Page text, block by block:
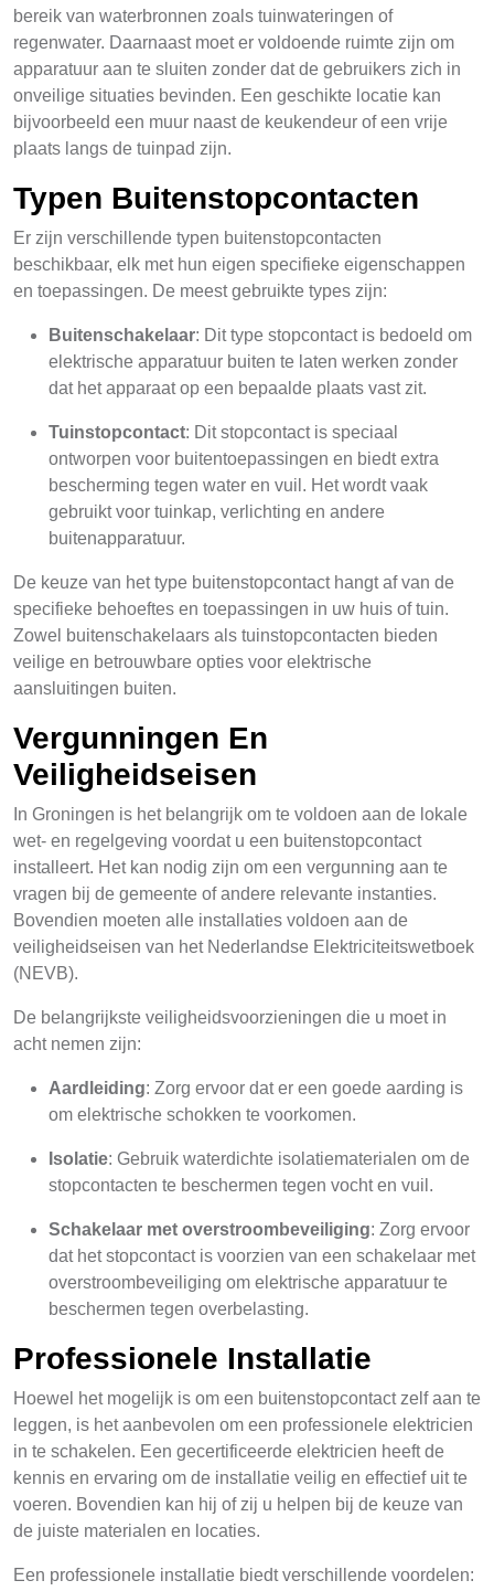
bereik van waterbronnen zoals tuinwateringen of
regenwater. Daarnaast moet er voldoende ruimte zijn om
apparatuur aan te sluiten zonder dat de gebruikers zich in
onveilige situaties bevinden. Een geschikte locatie kan
bijvoorbeeld een muur naast de keukendeur of een vrije
plaats langs de tuinpad zijn.
Typen Buitenstopcontacten
Er zijn verschillende typen buitenstopcontacten
beschikbaar, elk met hun eigen specifieke eigenschappen
en toepassingen. De meest gebruikte types zijn:
Buitenschakelaar: Dit type stopcontact is bedoeld om
elektrische apparatuur buiten te laten werken zonder
dat het apparaat op een bepaalde plaats vast zit.
Tuinstopcontact: Dit stopcontact is speciaal
ontworpen voor buitentoepassingen en biedt extra
bescherming tegen water en vuil. Het wordt vaak
gebruikt voor tuinkap, verlichting en andere
buitenapparatuur.
De keuze van het type buitenstopcontact hangt af van de
specifieke behoeftes en toepassingen in uw huis of tuin.
Zowel buitenschakelaars als tuinstopcontacten bieden
veilige en betrouwbare opties voor elektrische
aansluitingen buiten.
Vergunningen En
Veiligheidseisen
In Groningen is het belangrijk om te voldoen aan de lokale
wet- en regelgeving voordat u een buitenstopcontact
installeert. Het kan nodig zijn om een vergunning aan te
vragen bij de gemeente of andere relevante instanties.
Bovendien moeten alle installaties voldoen aan de
veiligheidseisen van het Nederlandse Elektriciteitswetboek
(NEVB).
De belangrijkste veiligheidsvoorzieningen die u moet in
acht nemen zijn:
Aardleiding: Zorg ervoor dat er een goede aarding is
om elektrische schokken te voorkomen.
Isolatie: Gebruik waterdichte isolatiematerialen om de
stopcontacten te beschermen tegen vocht en vuil.
Schakelaar met overstroombeveiliging: Zorg ervoor
dat het stopcontact is voorzien van een schakelaar met
overstroombeveiliging om elektrische apparatuur te
beschermen tegen overbelasting.
Professionele Installatie
Hoewel het mogelijk is om een buitenstopcontact zelf aan te
leggen, is het aanbevolen om een professionele elektricien
in te schakelen. Een gecertificeerde elektricien heeft de
kennis en ervaring om de installatie veilig en effectief uit te
voeren. Bovendien kan hij of zij u helpen bij de keuze van
de juiste materialen en locaties.
Een professionele installatie biedt verschillende voordelen: